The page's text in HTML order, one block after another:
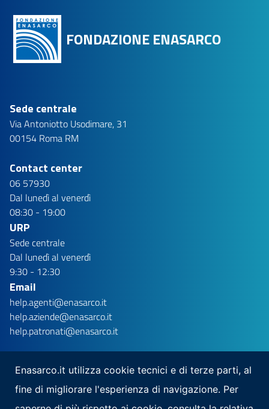
FONDAZIONE ENASARCO
Sede centrale
Via Antoniotto Usodimare, 31
00154 Roma RM
Contact center
06 57930
Dal lunedì al venerdì
08:30 - 19:00
URP
Sede centrale
Dal lunedì al venerdì
9:30 - 12:30
Email
help.agenti@enasarco.it
help.aziende@enasarco.it
help.patronati@enasarco.it
Enasarco.it utilizza cookie tecnici e di terze parti, al
fine di migliorare l'esperienza di navigazione. Per